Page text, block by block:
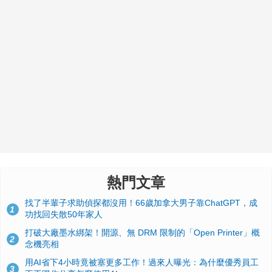
熱門文章
1
找了半輩子求助偵探都沒用！66歲加拿大男子靠ChatGPT，成
功找回失散50年家人
2
打破大廠墨水綁架！開源、無 DRM 限制的「Open Printer」概
念機亮相
3
用AI省下4小時竟被塞更多工作！過來人曝光：為什麼優秀員工